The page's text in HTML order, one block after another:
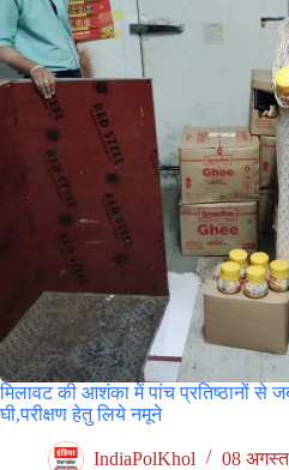
मिलावट की आशंका में पांच प्रतिष्ठानों से
घी,परीक्षण हेतु लिये नमूने
IndiaPolKhol 08 अगस्त